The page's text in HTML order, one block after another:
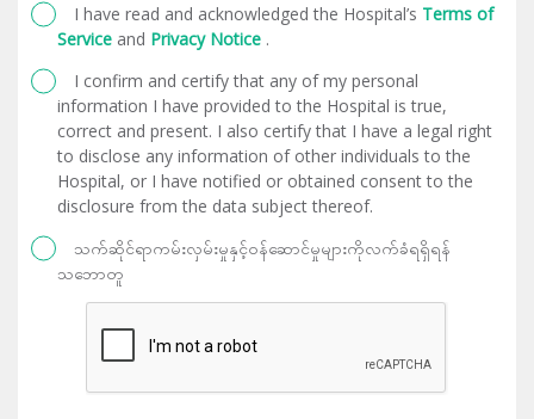
I have read and acknowledged the Hospital’s Terms of
Service and Privacy Notice .
I confirm and certify that any of my personal
information I have provided to the Hospital is true,
correct and present. I also certify that I have a legal right
to disclose any information of other individuals to the
Hospital, or I have notified or obtained consent to the
disclosure from the data subject thereof.
သက်ဆိုင်ရာကမ်းလှမ်းမှုနှင့်ဝန်ဆောင်မှုများကိုလက်ခံရရှိရန်
သဘောတူ